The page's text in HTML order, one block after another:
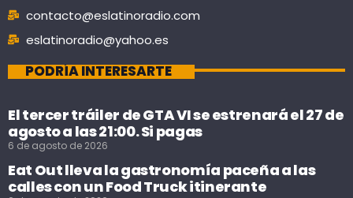
contacto@eslatinoradio.com
eslatinoradio@yahoo.es
PODRÍA INTERESARTE
El tercer tráiler de GTA VI se estrenará el 27 de
agosto a las 21:00. Si pagas
6 de agosto de 2026
Eat Out lleva la gastronomía paceña a las
calles con un Food Truck itinerante